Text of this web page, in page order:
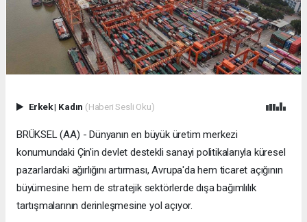
Erkek| Kadın (Haberi Sesli Oku)
BRÜKSEL (AA) - Dünyanın en büyük üretim merkezi
konumundaki Çin'in devlet destekli sanayi politikalarıyla küresel
pazarlardaki ağırlığını artırması, Avrupa'da hem ticaret açığının
büyümesine hem de stratejik sektörlerde dışa bağımlılık
tartışmalarının derinleşmesine yol açıyor.